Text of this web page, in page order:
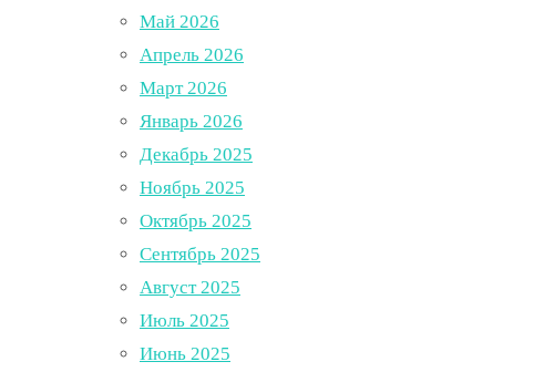
Май 2026
Апрель 2026
Март 2026
Январь 2026
Декабрь 2025
Ноябрь 2025
Октябрь 2025
Сентябрь 2025
Август 2025
Июль 2025
Июнь 2025